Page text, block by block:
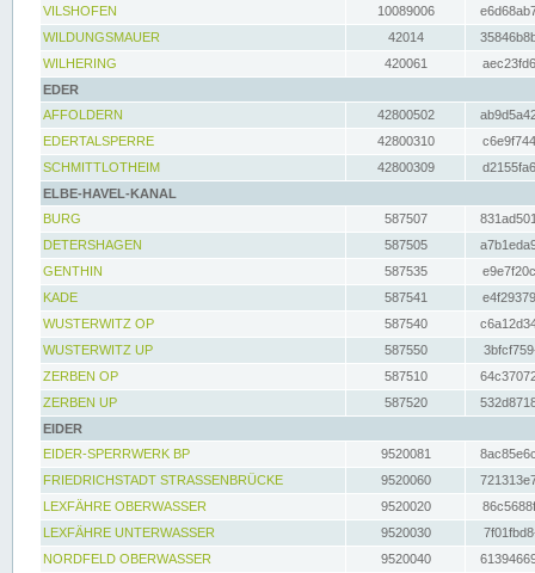
VILSHOFEN
10089006
WILDUNGSMAUER
42014
WILHERING
420061
EDER
AFFOLDERN
42800502
EDERTALSPERRE
42800310
SCHMITTLOTHEIM
42800309
ELBE-HAVEL-KANAL
BURG
587507
DETERSHAGEN
587505
GENTHIN
587535
KADE
587541
WUSTERWITZ OP
587540
WUSTERWITZ UP
587550
ZERBEN OP
587510
ZERBEN UP
587520
EIDER
EIDER-SPERRWERK BP
9520081
FRIEDRICHSTADT STRASSENBRÜCKE
9520060
LEXFÄHRE OBERWASSER
9520020
LEXFÄHRE UNTERWASSER
9520030
NORDFELD OBERWASSER
9520040